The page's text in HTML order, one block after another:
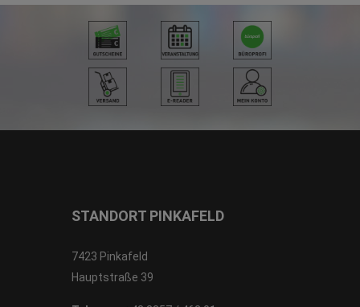
STANDORT PINKAFELD
7423 Pinkafeld
Hauptstraße 39